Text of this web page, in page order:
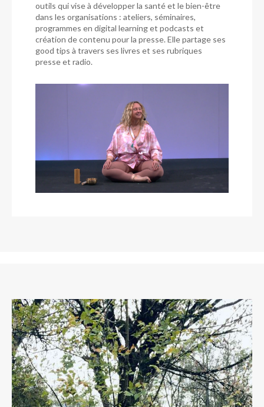
outils qui vise à développer la santé et le bien-être
dans les organisations : ateliers, séminaires,
programmes en digital learning et podcasts et
création de contenu pour la presse. Elle partage ses
good tips à travers ses livres et ses rubriques
presse et radio.